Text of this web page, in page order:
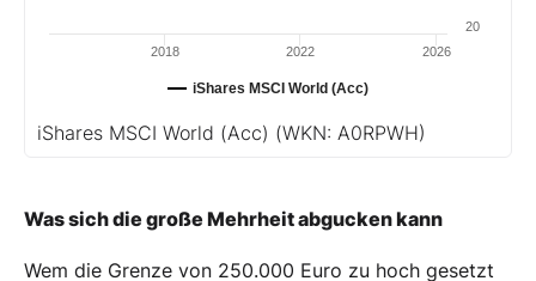
iShares MSCI World (Acc)
2018 2022 2026
20
iShares MSCI World (Acc) (WKN: A0RPWH)
Was sich die große Mehrheit abgucken kann
Wem die Grenze von 250.000 Euro zu hoch gesetzt